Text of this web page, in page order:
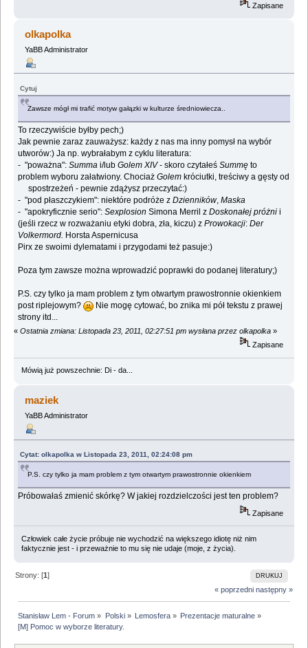
Zapisane
olkapolka
YaBB Administrator
Cytuj
Zawsze mógł mi trafić motyw gałązki w kulturze średniowiecza..
To rzeczywiście byłby pech;)
Jak pewnie zaraz zauważysz: każdy z nas ma inny pomysł na wybór
utworów:) Ja np. wybrałabym z cyklu literatura:
- "poważna":Summa i/lubGolem XIV- skoro czytałeśSummę to
problem wyboru załatwiony. ChociażGolemkróciutki, treściwy a gęsty od
spostrzeżeń - pewnie zdążysz przeczytać:)
- "pod płaszczykiem": niektóre podróże zDzienników,Maska
- "apokryficznie serio":Sexplosion Simona Merril zDoskonałej próżni i
(jeśli rzecz w rozważaniu etyki dobra, zła, kiczu) zProwokacji:Der
Volkermord. Horsta Aspernicusa
Pirx ze swoimi dylematami i przygodami też pasuje:)
Poza tym zawsze można wprowadzić poprawki do podanej literatury;)
P.S. czy tylko ja mam problem z tym otwartym prawostronnie okienkiem
post riplejowym?
Nie mogę cytować, bo znika mi pół tekstu z prawej
strony itd...
« Ostatnia zmiana: Listopada 23, 2011, 02:27:51 pm wysłana przez olkapolka »
Zapisane
Mówią już powszechnie: Di - da...
maziek
YaBB Administrator
Cytat: olkapolka w Listopada 23, 2011, 02:24:08 pm
P.S. czy tylko ja mam problem z tym otwartym prawostronnie okienkiem
Próbowałaś zmienić skórkę? W jakiej rozdzielczości jest ten problem?
Zapisane
Człowiek całe życie próbuje nie wychodzić na większego idiotę niż nim
faktycznie jest - i przeważnie to mu się nie udaje (moje, z życia).
DRUKUJ
Strony: [1]
« poprzedni następny »
Stanisław Lem - Forum » Polski» Lemosfera» Prezentacje maturalne »
[M] Pomoc w wyborze literatury.